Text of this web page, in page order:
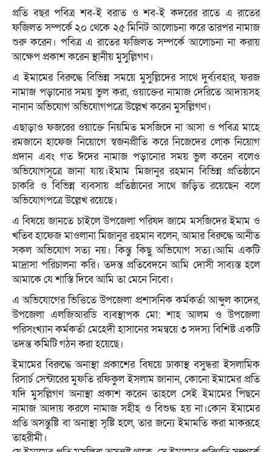
প্রতি বছর পবিত্র শব-ই বরাত ও শব-ই কদরের রাতে এ রাতের
ফজিলত সম্পর্কে ২০ থেকে ২৫ মিনিট আলোচনা করে তারপর নামাজ
শুরু করেন। পবিত্র এ রাতের ফজিলত সম্পর্কে আলোচনা না করায়
আক্ষেপ প্রকাশ করেন স্থানীয় মুসুল্লিগণ।
এ ইমামের বিরুদ্ধে বিভিন্ন সময়ে মুসুল্লিদের সাথে দুর্ব্যবহার, ফরজ
নামাজ পড়ানোর সময় ভুল করা, ওয়াক্তের নামাজ দেরিতে আদায়সহ
নানান অভিযোগ অভিযোগপত্রে উল্লেখ করেন মুসল্লিগণ।
এছাড়াও ফজরের ওয়াক্তে নিয়মিত মসজিদে না আসা ও পবিত্র মাহে
রমজানে হাফেজ নিয়োগে স্বজনপ্রীতি করে নিজেদের লোক নিয়োগ
প্রদান এবং গত ঈদের নামাজ পড়ানোর সময় ভুল করেন বলেও
অভিযোগসূত্রে জানা যায়।ইমাম মিজানুর রহমান বিভিন্ন প্রতিষ্ঠানে
চাকরি ও বিভিন্ন ব্যবসায় প্রতিষ্ঠানের সাথে জড়িত রয়েছেন বলে
অভিযোগপত্রে উল্লেখ রয়েছে।
এ বিষয়ে জানতে চাইলে উপজেলা পরিষদ জামে মসজিদের ইমাম ও
খতিব হাফেজ মাওলানা মিজানুর রহমান বলেন, আমার বিরুদ্ধে আনীত
সকল অভিযোগ সত্য নয়। কিন্তু কিছু অভিযোগ সত্য।আমি একটি
মাদ্রাসা পরিচালনা করি। তদন্ত প্রতিবেদনে আমি দোসী সাব্যস্ত হলে
আমাকে যে শাস্তি দিবে আমি তা মেনে নিবো।
এ অভিযোগের ভিত্তিতে উপজেলা প্রশাসনিক কর্মকর্তা আব্দুল কাদের,
উপজেলা এলজিআরডি ব্যবস্থাপক মো: শাহ আলম ও উপজেলা
পরিসংখ্যান কর্মকর্তা মেহেদী হাসানের সমন্বয়ে ৩ সদস্য বিশিষ্ট একটি
তদন্ত কমিটি গঠন করা হয়েছে।
ইমামের বিরুদ্ধে অনাস্থা প্রকাশের বিষয়ে ঢাকাস্থ বসুন্ধরা ইসলামিক
রিসার্চ সেন্টারের মুফতি রফিকুল ইসলাম জানান, কোনো ইমামের প্রতি
যদি মুসল্লিগণ অনাস্থা প্রকাশ করেন তাহলে সেই ইমামের পিছনে
নামাজ আদায় করলে নামাজ সহীহ ও বিশুদ্ধ হয় না।কোন ইমামের
প্রতি অসন্তুষ্টি বা অনাস্থা সৃষ্টি হলে, তার জন্যে ইমামতি করা মাকরূহে
তাহরীমী।